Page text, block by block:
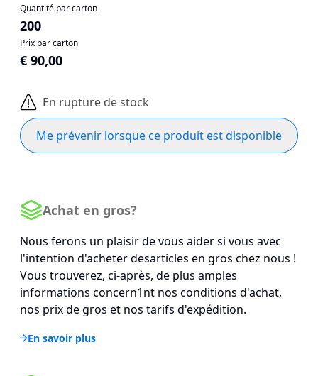
Quantité par carton
200
Prix par carton
€ 90,00
En rupture de stock
Me prévenir lorsque ce produit est disponible
Achat en gros?
Nous ferons un plaisir de vous aider si vous avec
l'intention d'acheter desarticles en gros chez nous !
Vous trouverez, ci-après, de plus amples
informations concern1nt nos conditions d'achat,
nos prix de gros et nos tarifs d'expédition.
En savoir plus